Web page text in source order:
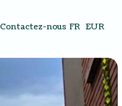
Contactez-nous FR EUR